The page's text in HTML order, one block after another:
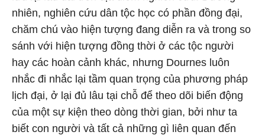
nhiên, nghiên cứu dân tộc học có phần đồng đại,
chăm chú vào hiện tượng đang diễn ra và trong so
sánh với hiện tượng đồng thời ở các tộc người
hay các hoàn cảnh khác, nhưng Dournes luôn
nhắc đi nhắc lại tầm quan trọng của phương pháp
lịch đại, ở lại đủ lâu tại chỗ để theo dõi biến động
của một sự kiện theo dòng thời gian, bởi như ta
biết con người và tất cả những gì liên quan đến